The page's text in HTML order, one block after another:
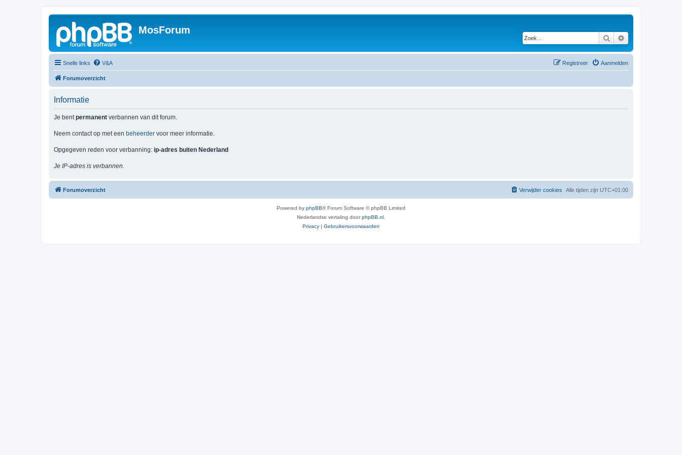
MosForum
Zoek
Snelle links V&A Aanmelden
Registreer
Forumoverzicht
Informatie
Je bentpermanent verbannen van dit forum.
Neem contact op met een beheerder voor meer informatie.
Opgegeven reden voor verbanning: ip-adres buiten Nederland
Je IP-adres is verbannen.
Forumoverzicht Alle tijden zijn UTC+01:00
Verwijder cookies
Powered by phpBB® Forum Software © phpBB Limited
Nederlandse vertaling doorphpBB.nl
Privacy | Gebruikersvoorwaarden